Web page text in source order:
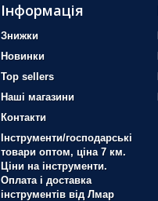
Інформація
Знижки
Новинки
Top sellers
Наші магазини
Контакти
Інструменти/господарські
товари оптом, ціна 7 км.
Ціни на інструменти.
Оплата і доставка
інструментів від Лмар